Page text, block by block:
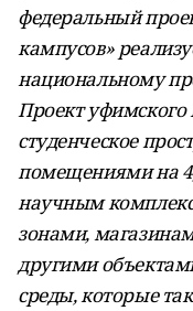
федеральный
кампусов»
национальному
Проект уфимского
студенческое
помещениями на
научным
зонами,
другими
среды, которые